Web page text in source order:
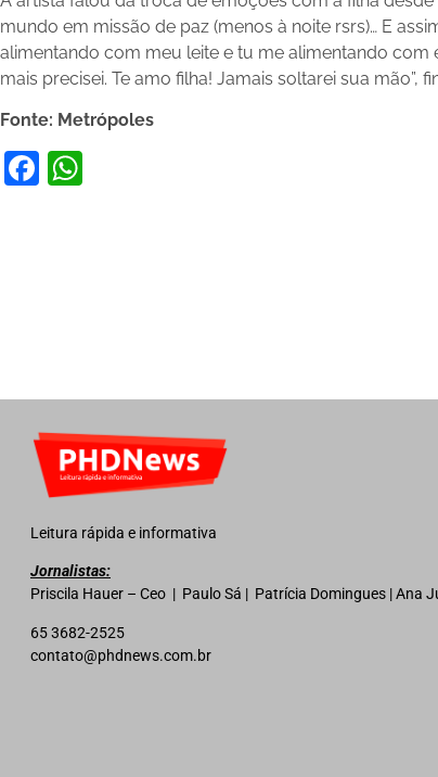
mundo em missão de paz (menos à noite rsrs)… E
alimentando com meu leite e tu me alimentando com
mais precisei. Te amo filha! Jamais soltarei sua mão”,
Fonte: Metrópoles
Facebook
Leitura rápida e informativa
Jornalistas:
Priscila Hauer – Ceo | Paulo Sá | Patrícia Domingues | Ana
65 3682-2525
contato@phdnews.com.br